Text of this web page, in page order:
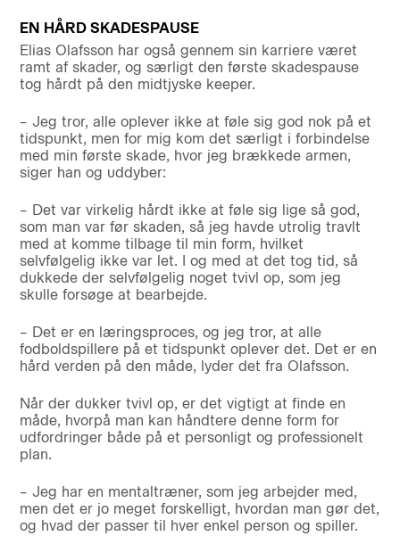
EN HÅRD SKADESPAUSE
Elias Olafsson har også gennem sin karriere været
ramt af skader, og særligt den første skadespause
tog hårdt på den midtjyske keeper.
– Jeg tror, alle oplever ikke at føle sig god nok på et
tidspunkt, men for mig kom det særligt i forbindelse
med min første skade, hvor jeg brækkede armen,
siger han og uddyber:
– Det var virkelig hårdt ikke at føle sig lige så god,
som man var før skaden, så jeg havde utrolig travlt
med at komme tilbage til min form, hvilket
selvfølgelig ikke var let. I og med at det tog tid, så
dukkede der selvfølgelig noget tvivl op, som jeg
skulle forsøge at bearbejde.
– Det er en læringsproces, og jeg tror, at alle
fodboldspillere på et tidspunkt oplever det. Det er en
hård verden på den måde, lyder det fra Olafsson.
Når der dukker tvivl op, er det vigtigt at finde en
måde, hvorpå man kan håndtere denne form for
udfordringer både på et personligt og professionelt
plan.
– Jeg har en mentaltræner, som jeg arbejder med,
men det er jo meget forskelligt, hvordan man gør det,
og hvad der passer til hver enkel person og spiller.